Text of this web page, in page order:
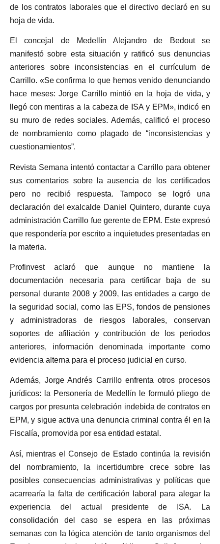
de los contratos laborales que el directivo declaró en su
hoja de vida.
El concejal de Medellín Alejandro de Bedout se
manifestó sobre esta situación y ratificó sus denuncias
anteriores sobre inconsistencias en el currículum de
Carrillo. «Se confirma lo que hemos venido denunciando
hace meses: Jorge Carrillo mintió en la hoja de vida, y
llegó con mentiras a la cabeza de ISA y EPM», indicó en
su muro de redes sociales. Además, calificó el proceso
de nombramiento como plagado de “inconsistencias y
cuestionamientos”.
Revista Semana intentó contactar a Carrillo para obtener
sus comentarios sobre la ausencia de los certificados
pero no recibió respuesta. Tampoco se logró una
declaración del exalcalde Daniel Quintero, durante cuya
administración Carrillo fue gerente de EPM. Este expresó
que respondería por escrito a inquietudes presentadas en
la materia.
Profinvest aclaró que aunque no mantiene la
documentación necesaria para certificar baja de su
personal durante 2008 y 2009, las entidades a cargo de
la seguridad social, como las EPS, fondos de pensiones
y administradoras de riesgos laborales, conservan
soportes de afiliación y contribución de los periodos
anteriores, información denominada importante como
evidencia alterna para el proceso judicial en curso.
Además, Jorge Andrés Carrillo enfrenta otros procesos
jurídicos: la Personería de Medellín le formuló pliego de
cargos por presunta celebración indebida de contratos en
EPM, y sigue activa una denuncia criminal contra él en la
Fiscalía, promovida por esa entidad estatal.
Así, mientras el Consejo de Estado continúa la revisión
del nombramiento, la incertidumbre crece sobre las
posibles consecuencias administrativas y políticas que
acarrearía la falta de certificación laboral para alegar la
experiencia del actual presidente de ISA. La
consolidación del caso se espera en las próximas
semanas con la lógica atención de tanto organismos del